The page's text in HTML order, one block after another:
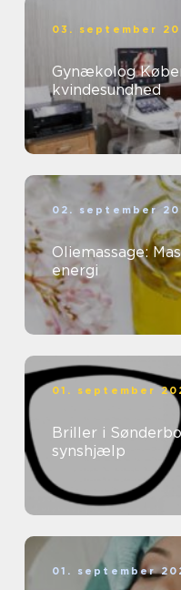
03. september
Gynækolog
kvindesundhed
02. september
Oliemassage:
energi
01. september
Briller i
synshjælp
01. september